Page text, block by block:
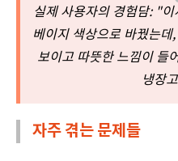
실제 사용자의 경험담: "
베이지 색상으로 바꿨는
보이고 따뜻한 느낌이 들
냉장
자주 겪는 문제들